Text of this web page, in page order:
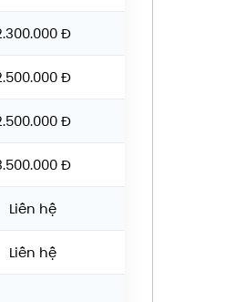
Đ
Đ
Đ
Đ
Liên hệ
Liên hệ